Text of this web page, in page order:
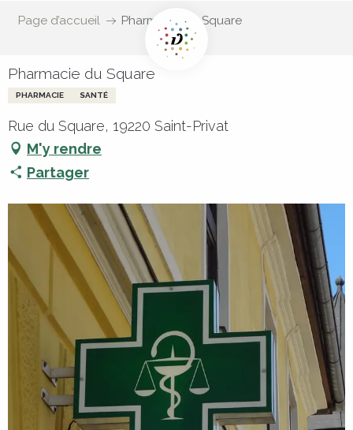
Page d’accueil Pharmacie du Square
Pharmacie du Square
PHARMACIE SANTÉ
Rue du Square, 19220 Saint-Privat
M'y rendre
Partager